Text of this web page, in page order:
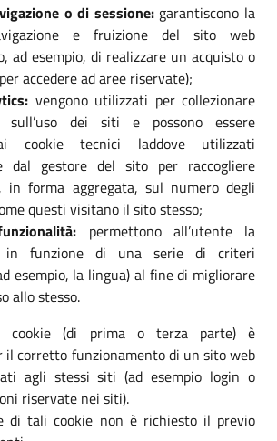
o di sessione:garantiscono la
e fruizione del sito web
ad esempio, di realizzare un acquisto o
accedere ad aree riservate);
vengono utilizzati per collezionare
sull’uso dei siti e possono essere
cookie tecnici laddove utilizzati
dal gestore del sito per raccogliere
in forma aggregata, sul numero degli
questi visitano il sito stesso;
permettono all’utente la
in funzione di una serie di criteri
esempio, la lingua) al fine di migliorare
allo stesso.
cookie (di prima o terza parte) è
il corretto funzionamento di un sito web
agli stessi siti (ad esempio login o
riservate nei siti).
di tali cookie non è richiesto il previo